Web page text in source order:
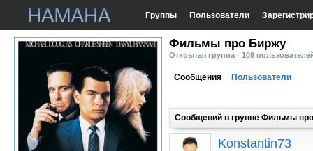
Группы Пользователи
Фильмы про Биржу
Открытая группа · 109
Сообщения Пользователи
Сообщений в группе Фильмы
Konstantin73